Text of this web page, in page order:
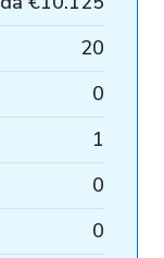
20
0
1
0
0